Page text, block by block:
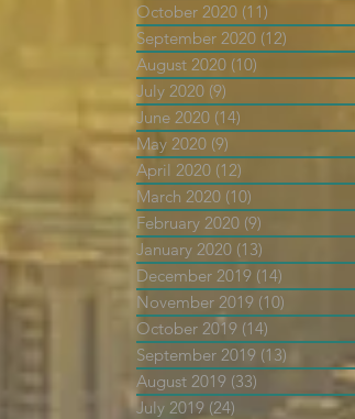
October 2020 (11)
September 2020 (12)
August 2020 (10)
July 2020 (9)
June 2020 (14)
May 2020 (9)
April 2020 (12)
March 2020 (10)
February 2020 (9)
January 2020 (13)
December 2019 (14)
November 2019 (10)
October 2019 (14)
September 2019 (13)
August 2019 (33)
July 2019 (24) 24 posts